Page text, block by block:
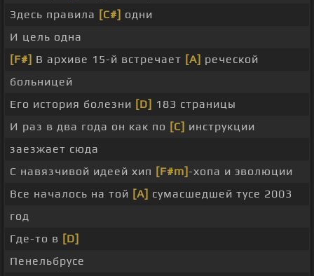
Здесь правила [C#] одни
И цель одна
[F#] В архиве 15-й встречает [A] реческой
больницей
Его история болезни [D] 183 страницы
И раз в два года он как по [C] инструкции
заезжает сюда
С навязчивой идеей хип [F#m]-хопа и эволюции
Все началось на той [A] сумасшедшей тусе 2003
год
Где-то в [D]
Пенельбрусе